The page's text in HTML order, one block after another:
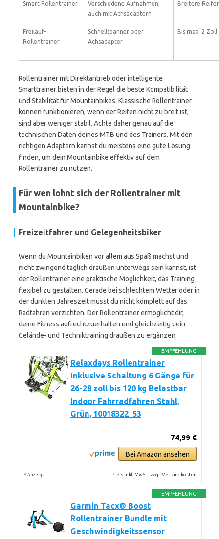
Smart Rollentrainer
Verschiedene Aufnahmen,
auch mit Achsadaptern
Breitere
Freilauf-
Rollentrainer
Schnellspanner oder
Achsadapter
Bis max. 2
Rollentrainer mit Direktantrieb oder intelligente
Smarttrainer bieten in der Regel die beste Kompatibilität
und Stabilität für Mountainbikes. Klassische Rollentrainer
können funktionieren, wenn der Reifen nicht zu breit ist,
sind aber weniger stabil. Achte daher genau auf die
technischen Daten deines MTB und des Trainers. Mit den
richtigen Adaptern kannst du meistens eine gute Lösung
finden, um dein Mountainbike effektiv auf dem
Rollentrainer zu nutzen.
Für wen lohnt sich der Rollentrainer mit
Mountainbike?
Freizeitfahrer und Gelegenheitsbiker
Wenn du Mountainbiken vor allem aus Spaß machst und
nicht zwingend täglich draußen unterwegs sein kannst, ist
der Rollentrainer eine praktische Möglichkeit, das Training
flexibel zu gestalten. Gerade bei schlechtem Wetter oder in
der dunklen Jahreszeit musst du nicht komplett auf das
Radfahren verzichten. Der Rollentrainer ermöglicht dir,
deine Fitness aufrechtzuerhalten und gleichzeitig dein
Gelände- und Techniktraining draußen zu ergänzen.
EMPFEHLUNG
Relaxdays Rollentrainer
Inklusive Schaltung 6 Gänge für
26-28 zoll bis 120 kg Belastbar
Indoor Fahrradfahren Stahl,
Grün, 10018322_53
74,99 €
Bei Amazon ansehen
* Anzeige Preis inkl. MwSt., zzgl. Versandkosten
EMPFEHLUNG
Garmin Tacx® Boost
Rollentrainer Bundle mit
Geschwindigkeitssensor